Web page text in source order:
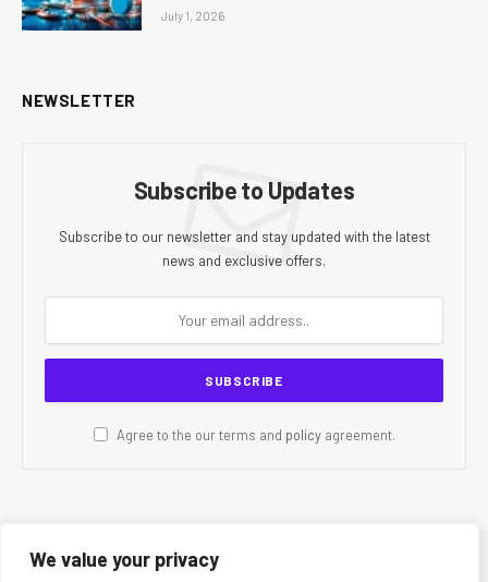
We value your privacy
July 1, 2026
NEWSLETTER
Subscribe to Updates
Subscribe to our newsletter and stay updated with the latest
news and exclusive offers.
Agree to the our terms and policyagreement.